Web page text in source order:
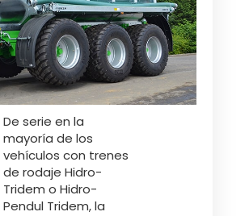
EMPLEO
Polski
el folleto
Italiano
Dansk
De serie en la
mayoría de los
vehículos con trenes
de rodaje Hidro-
Tridem o Hidro-
Pendul Tridem, la